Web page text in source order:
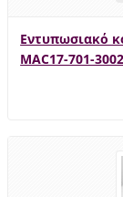
Εντυπωσιακό
MAC17-701-